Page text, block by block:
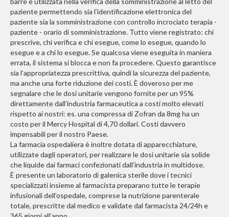
paziente permettendo sia l’identificazione elettronica del
paziente sia la somministrazione con controllo incrociato terapia -
paziente - orario di somministrazione. Tutto viene registrato: chi
prescrive, chi verifica e chi esegue, come lo esegue, quando lo
esegue e a chi lo esegue. Se qualcosa viene eseguita in maniera
errata, il sistema si blocca e non fa procedere. Questo garantisce
sia l’appropriatezza prescrittiva, quindi la sicurezza del paziente,
ma anche una forte riduzione dei costi. È doveroso per me
segnalare che le dosi unitarie vengono fornite per un 95%
direttamente dall’industria farmaceutica a costi molto elevati
rispetto ai nostri: es. una compressa di Zofran da 8mg ha un
costo per il Mercy Hospital di 4,70 dollari. Costi davvero
impensabili per il nostro Paese.
La farmacia ospedaliera è inoltre dotata di apparecchiature,
utilizzate dagli operatori, per realizzare le dosi unitarie sia solide
che liquide dai farmaci confezionati dall’industria in multidose.
È presente un laboratorio di galenica sterile dove i tecnici
specializzati insieme al farmacista preparano tutte le terapie
infusionali dell’ospedale, comprese la nutrizione parenterale
totale, prescritte dal medico e validate dal farmacista 24/24h e